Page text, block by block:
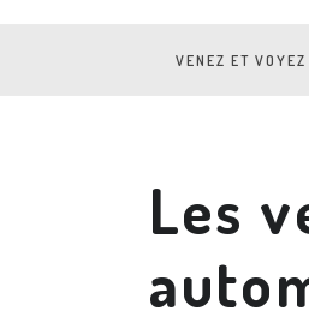
VENEZ ET VOYEZ
Les